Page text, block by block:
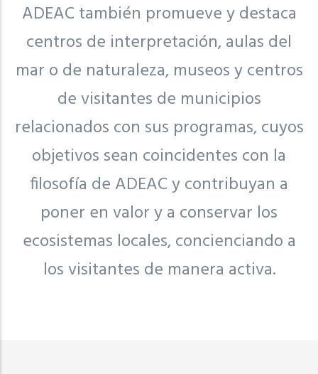
ADEAC también promueve y destaca
centros de interpretación, aulas del
mar o de naturaleza, museos y centros
de visitantes de municipios
relacionados con sus programas, cuyos
objetivos sean coincidentes con la
filosofía de ADEAC y contribuyan a
poner en valor y a conservar los
ecosistemas locales, concienciando a
los visitantes de manera activa.